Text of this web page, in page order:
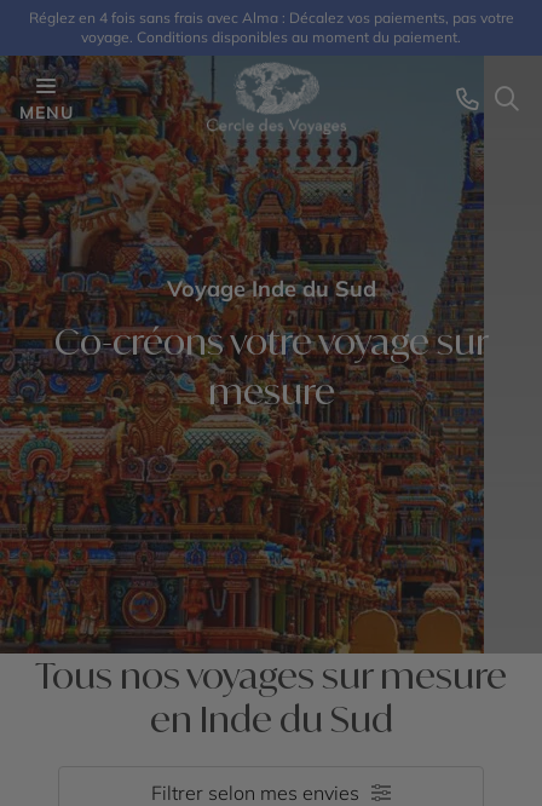
Réglez en 4 fois sans frais avec Alma : Décalez vos paiements, pas votre
voyage. Conditions disponibles au moment du paiement.
MENU
Voyage Inde du Sud
Co-créons votre voyage sur
mesure
Tous nos voyages sur mesure
en Inde du Sud
Filtrer selon mes envies